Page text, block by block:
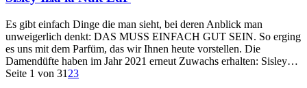
Es gibt einfach Dinge die man sieht, bei deren Anblick man
unweigerlich denkt: DAS MUSS EINFACH GUT SEIN. So erging
es uns mit dem Parfüm, das wir Ihnen heute vorstellen. Die
Damendüfte haben im Jahr 2021 erneut Zuwachs erhalten: Sisley…
Seite 1 von 31 23